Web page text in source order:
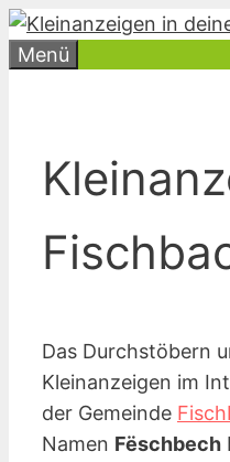
Zum
Inhalt
Menü
Das Durchstöbern
Kleinanzeigen im
der Gemeinde
Namen Fëschbech